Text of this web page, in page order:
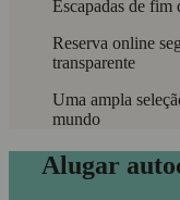
Escapadas de fim
Reserva online
transparente
Uma ampla
mundo
Alugar